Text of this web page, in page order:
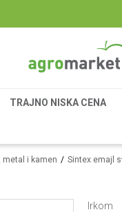
TRAJNO NISKA CENA
metal i kamen Sintex emajl
Irkom